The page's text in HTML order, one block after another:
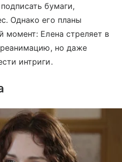
бумаги,
Однако его планы
момент: Елена стреляет в
но даже
интриги.